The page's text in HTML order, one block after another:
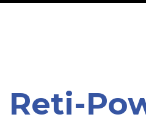
Reti-